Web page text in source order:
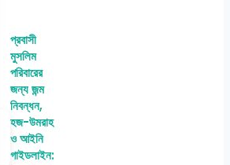
প্রবাসী
মুসলিম
পরিবারের
জন্য জন্ম
নিবন্ধন,
হজ-উমরাহ
ও আইনি
গাইডলাইন: